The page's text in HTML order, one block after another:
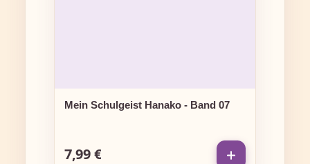
Mein Schulgeist Hanako - Band 07
Regulärer Preis:
7,99 €